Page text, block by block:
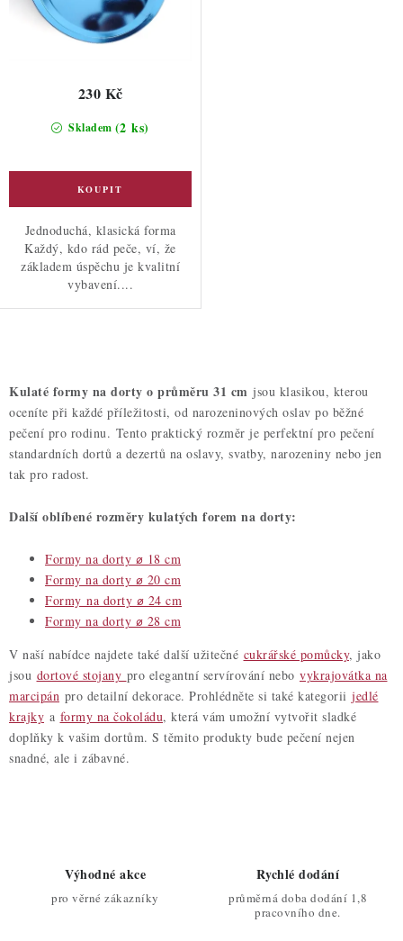
Skladem (2 ks)
230 Kč
Jednoduchá, klasická forma
Každý, kdo rád peče, ví, že
základem úspěchu je kvalitní
vybavení....
v
l
á
d
a
í
y
v
ý
p
i
s
Kulaté formy na dorty o průměru 31 cm jsou klasikou, kterou
oceníte při každé příležitosti, od narozeninových oslav po běžné
pečení pro rodinu. Tento praktický rozměr je perfektní pro pečení
standardních dortů a dezertů na oslavy, svatby, narozeniny nebo jen
tak pro radost.
Další oblíbené rozměry kulatých forem na dorty:
Formy na dorty ⌀ 18 cm
Formy na dorty ⌀ 20 cm
Formy na dorty ⌀ 24 cm
Formy na dorty ⌀ 28 cm
V naší nabídce najdete také další užitečné cukrářské pomůcky, jako
jsou dortové stojany pro elegantní servírování nebo vykrajovátka na
marcipán pro detailní dekorace. Prohlédněte si také kategorii jedlé
krajky a formy na čokoládu, která vám umožní vytvořit sladké
doplňky k vašim dortům. S těmito produkty bude pečení nejen
snadné, ale i zábavné.
Výhodné akce
pro věrné zákazníky
Rychlé dodání
průměrná doba dodání 1,8
pracovního dne.